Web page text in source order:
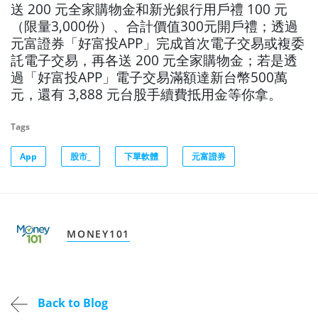
送 200 元全家購物金和新光銀行用戶禮 100 元
（限量3,000份）、合計價值300元開戶禮；透過
元富證券「好富投APP」完成首次電子交易或複委
託電子交易，再各送 200 元全家購物金；若是透
過「好富投APP」電子交易滿額達新台幣500萬
元，還有 3,888 元台股手續費抵用金等你拿。
Tags
App 股市_ 下單軟體 元富證券
MONEY101
Back to Blog